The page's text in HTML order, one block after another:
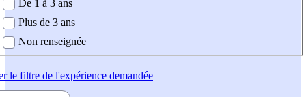
De 1 à 3 ans
Plus de 3 ans
Non renseignée
le filtre de l'expérience demandée